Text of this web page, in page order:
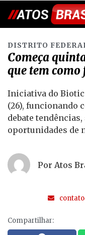
DISTRITO
Começa
que tem como
Iniciativa do Biotic
(26), funcionando
debate
oportunidades de
Por Atos
Compartilhar: